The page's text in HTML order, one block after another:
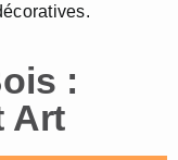
:
Art